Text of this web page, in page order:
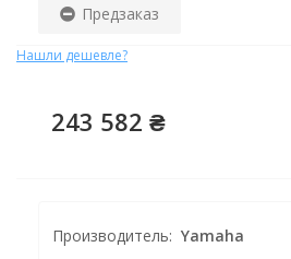
Предзаказ
Нашли дешевле?
243 582 ₴
Производитель: Yamaha